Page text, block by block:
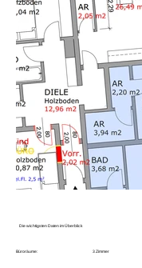
Die wichtigsten Daten im Überblick
Büroräume: 3 Zimmer